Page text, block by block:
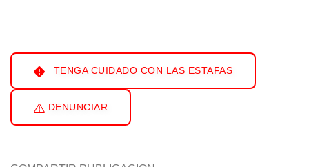
TENGA CUIDADO CON LAS ESTAFAS
DENUNCIAR